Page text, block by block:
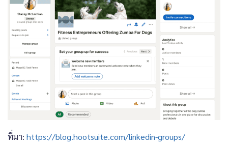
ที่มา: https://blog.hootsuite.com/linkedin-groups/